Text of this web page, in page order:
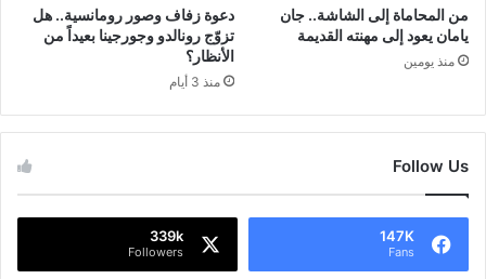
من المحاماة إلى الشاشة.. جان
يامان يعود إلى مهنته القديمة
منذ يومين
دعوة زفاف وصور رومانسية.. هل
تزوّج رونالدو وجورجينا بعيداً من
الأنظار؟
منذ 3 أيام
Follow Us
147K
Fans
339k
Followers